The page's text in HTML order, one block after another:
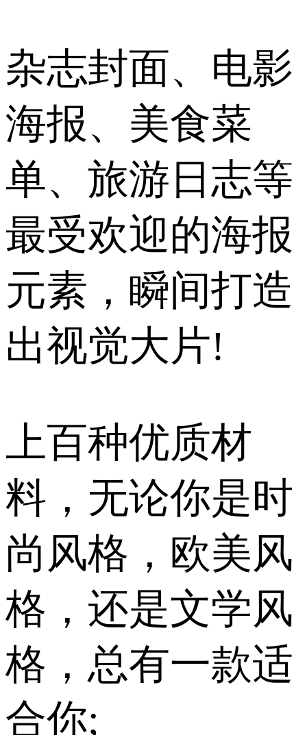
杂志封面、电影
海报、美食菜
单、旅游日志等
最受欢迎的海报
元素，瞬间打造
出视觉大片!
上百种优质材
料，无论你是时
尚风格，欧美风
格，还是文学风
格，总有一款适
合你;